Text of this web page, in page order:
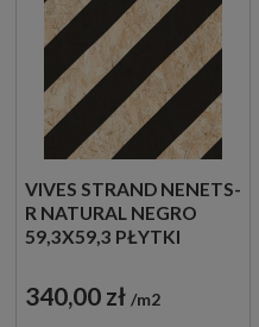
VIVES STRAND NENETS-
R NATURAL NEGRO
59,3X59,3 PŁYTKI
GRESOWE
340,00 zł m2